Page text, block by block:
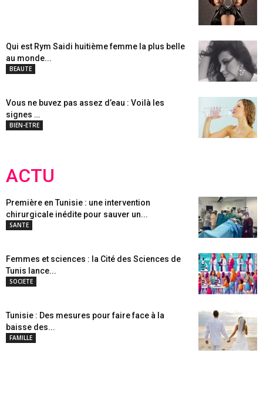
Qui est Rym Saidi huitième femme la plus belle
au monde...
BEAUTE
Vous ne buvez pas assez d’eau : Voilà les
signes …
BIEN-ETRE
ACTU
Première en Tunisie : une intervention
chirurgicale inédite pour sauver un...
SANTE
Femmes et sciences : la Cité des Sciences de
Tunis lance...
SOCIETE
Tunisie : Des mesures pour faire face à la
baisse des...
FAMILLE